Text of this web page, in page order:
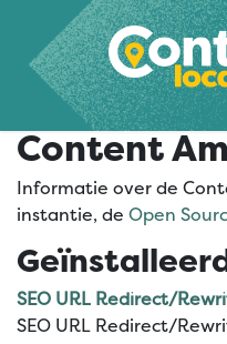
Overslaan naar inhoud
Content
Informatie over de
instantie, de Open
SEO URL Redirect/
SEO URL Redirect/